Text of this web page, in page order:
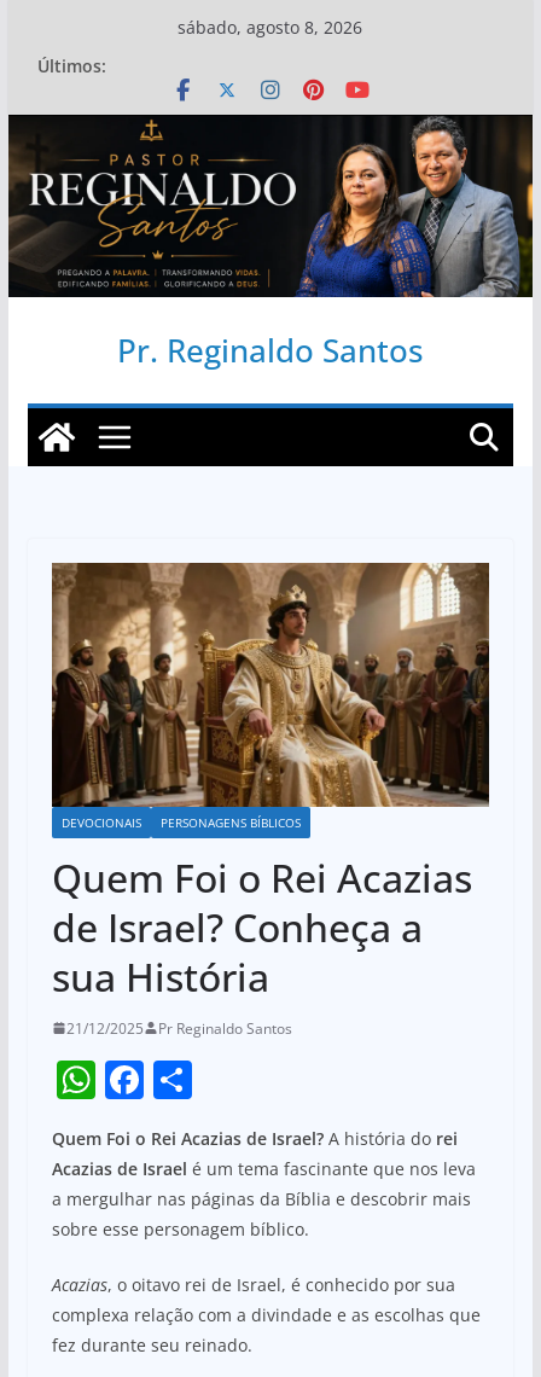
conteúdo
sábado, agosto 8, 2026
Últimos:
Pr. Reginaldo Santos
DEVOCIONAIS PERSONAGENS BÍBLICOS
Quem Foi o Rei Acazias
de Israel? Conheça a
sua História
21/12/2025 Pr Reginaldo Santos
W
at
s
A
p
p
F
c
e
b
o
o
k
S
ar
e
Quem Foi o Rei Acazias de Israel?A história do rei
Acazias de Israel é um tema fascinante que nos leva
a mergulhar nas páginas da Bíblia e descobrir mais
sobre esse personagem bíblico.
Acazias, o oitavo rei de Israel, é conhecido por sua
complexa relação com a divindade e as escolhas que
fez durante seu reinado.